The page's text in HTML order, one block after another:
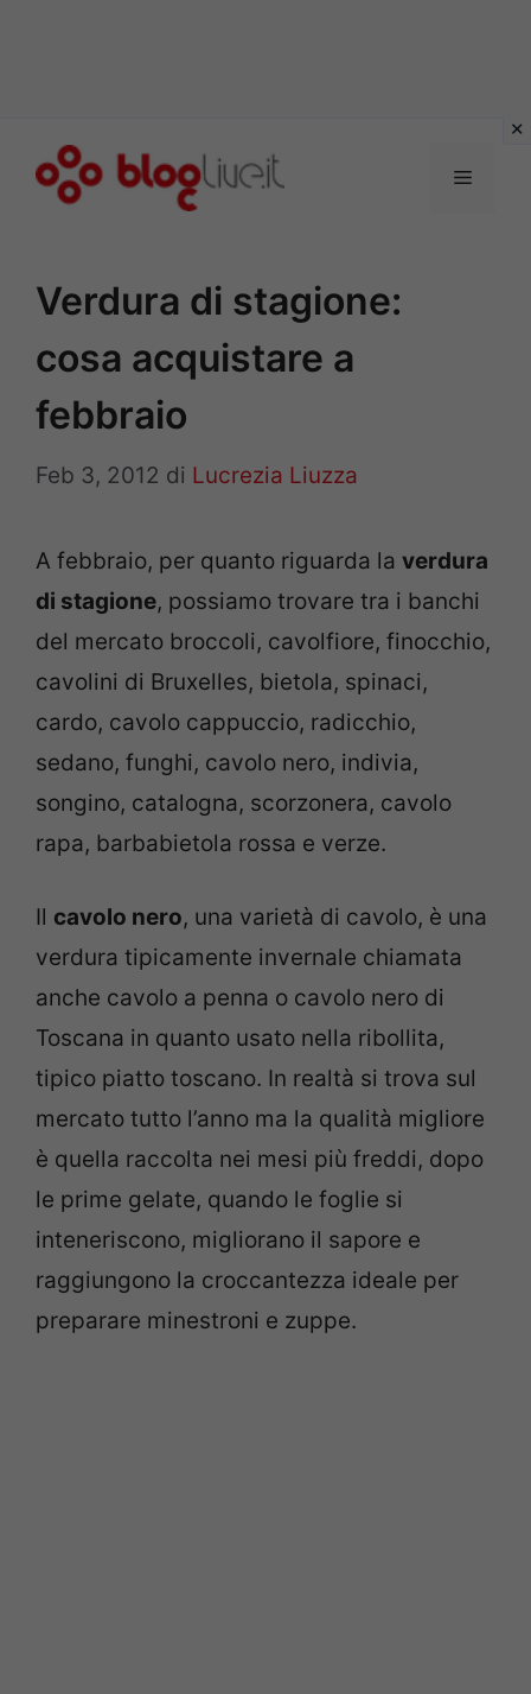
Menu
Verdura di stagione:
cosa acquistare a
febbraio
Feb 3, 2012 di Lucrezia Liuzza
A febbraio, per quanto riguarda la verdura
di stagione, possiamo trovare tra i banchi
del mercato broccoli, cavolfiore, finocchio,
cavolini di Bruxelles, bietola, spinaci,
cardo, cavolo cappuccio, radicchio,
sedano, funghi, cavolo nero, indivia,
songino, catalogna, scorzonera, cavolo
rapa, barbabietola rossa e verze.
Il cavolo nero, una varietà di cavolo, è una
verdura tipicamente invernale chiamata
anche cavolo a penna o cavolo nero di
Toscana in quanto usato nella ribollita,
tipico piatto toscano. In realtà si trova sul
mercato tutto l’anno ma la qualità migliore
è quella raccolta nei mesi più freddi, dopo
le prime gelate, quando le foglie si
inteneriscono, migliorano il sapore e
raggiungono la croccantezza ideale per
preparare minestroni e zuppe.